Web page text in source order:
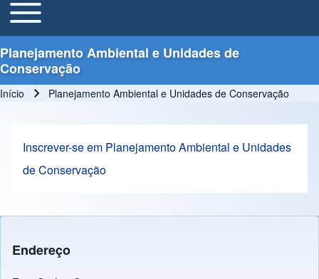
Main Menu
Toggle main menu
Planejamento Ambiental e Unidades de
Conservação
Início Planejamento Ambiental e Unidades de Conservação
Inscrever-se em Planejamento Ambiental e Unidades
de Conservação
Endereço